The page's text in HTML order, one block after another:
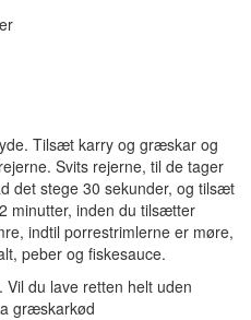
Tilsæt karry og græskar og
Svits rejerne, til de tager
det stege 30 sekunder, og tilsæt
minutter, inden du tilsætter
indtil porrestrimlerne er møre,
peber og fiskesauce.
du lave retten helt uden
græskarkød